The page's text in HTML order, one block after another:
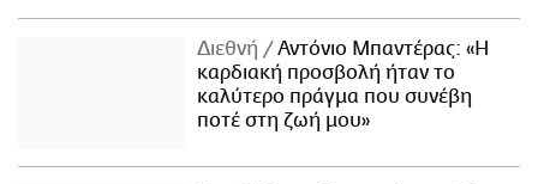
Διεθνή
Αντόνιο Μπαντέρας: «Η
καρδιακή προσβολή ήταν το
καλύτερο πράγμα που συνέβη
ποτέ στη ζωή μου»